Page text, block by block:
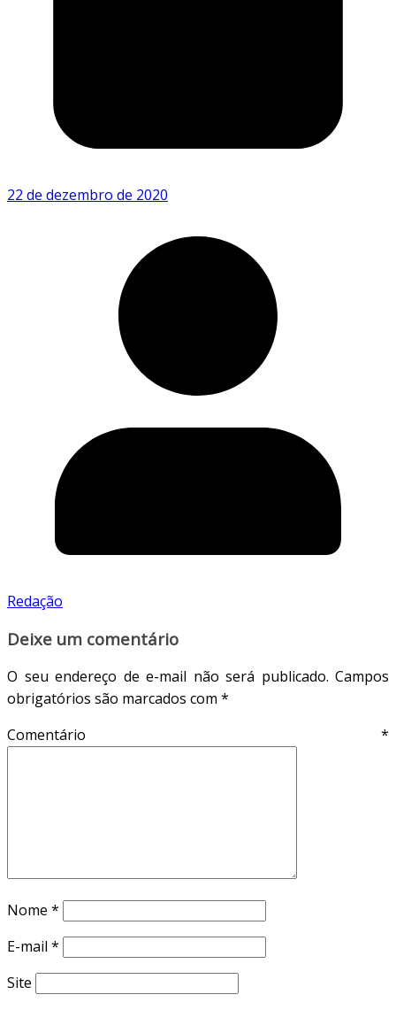
22 de dezembro de 2020
Redação
Deixe um comentário
O seu endereço de e-mail não será publicado. Campos
obrigatórios são marcados com *
Comentário *
Nome *
E-mail *
Site